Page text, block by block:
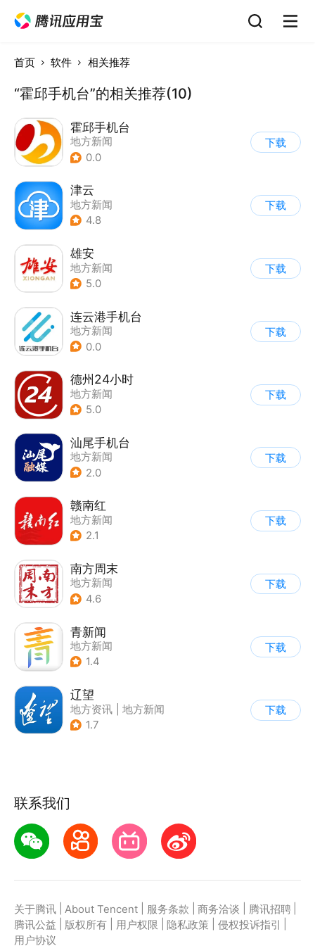
首页 软件 相关推荐
“霍邱手机台”的相关推荐(10)
霍邱手机台
地方新闻
0.0
下载
津云
地方新闻
4.8
下载
雄安
地方新闻
5.0
下载
连云港手机台
地方新闻
0.0
下载
德州24小时
地方新闻
5.0
下载
汕尾手机台
地方新闻
2.0
下载
赣南红
地方新闻
2.1
下载
南方周末
地方新闻
4.6
下载
青新闻
地方新闻
1.4
下载
辽望
地方资讯
地方新闻
1.7
下载
联系我们
关于腾讯 About Tencent 服务条款 商务洽谈 腾讯招聘
腾讯公益
版权所有 用户权限 隐私政策 侵权投诉指引
用户协议